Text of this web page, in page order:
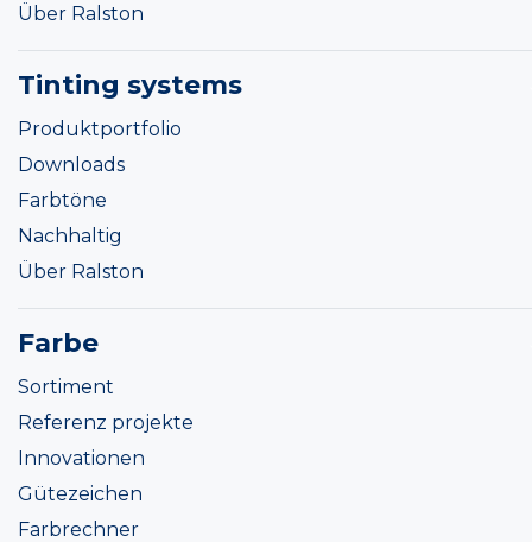
Über Ralston
Tinting systems
Produktportfolio
Downloads
Farbtöne
Nachhaltig
Über Ralston
Farbe
Sortiment
Referenz projekte
Innovationen
Gütezeichen
Farbrechner